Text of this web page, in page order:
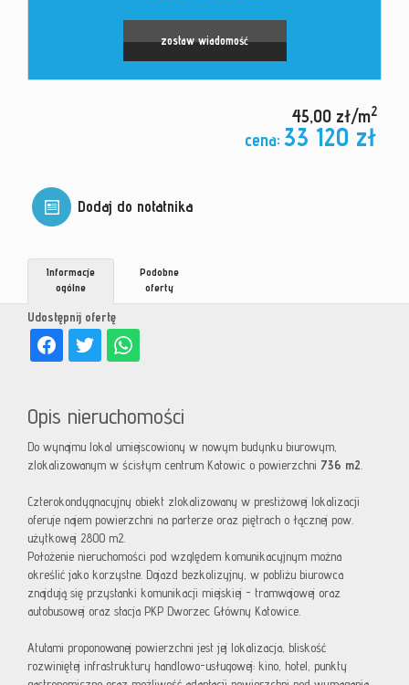
zostaw wiadomość
45,00 zł/m2
cena: 33 120 zł
Dodaj do notatnika
Udostępnij ofertę
Informacje
ogólne
Podobne
oferty
Opis nieruchomości
Do wynajmu lokal umiejscowiony w nowym budynku biurowym,
zlokalizowanym w ścisłym centrum Katowic o powierzchni 736 m2.
Czterokondygnacyjny obiekt zlokalizowany w prestiżowej lokalizacji
oferuje najem powierzchni na parterze oraz piętrach o łącznej pow.
użytkowej 2800 m2.
Położenie nieruchomości pod względem komunikacyjnym można
określić jako korzystne. Dojazd bezkolizyjny, w pobliżu biurowca
znajdują się przystanki komunikacji miejskiej - tramwajowej oraz
autobusowej oraz stacja PKP Dworzec Główny Katowice.
Atutami proponowanej powierzchni jest jej lokalizacja, bliskość
rozwiniętej infrastruktury handlowo-usługowej: kino, hotel, punkty